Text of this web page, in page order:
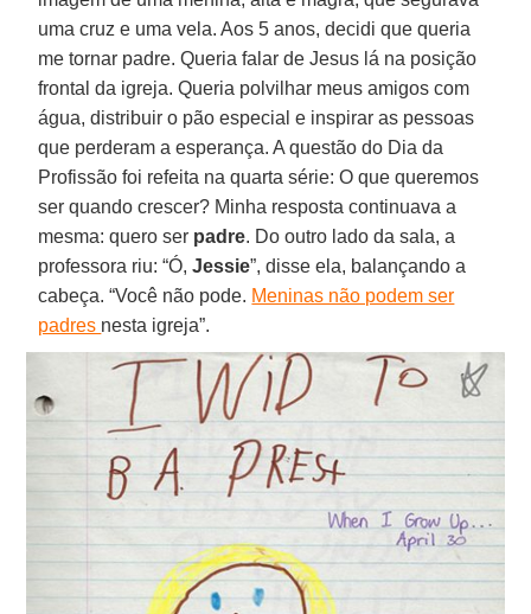
uma cruz e uma vela. Aos 5 anos, decidi que queria
me tornar padre. Queria falar de Jesus lá na posição
frontal da igreja. Queria polvilhar meus amigos com
água, distribuir o pão especial e inspirar as pessoas
que perderam a esperança. A questão do Dia da
Profissão foi refeita na quarta série: O que queremos
ser quando crescer? Minha resposta continuava a
mesma: quero ser padre. Do outro lado da sala, a
professora riu: “Ó,Jessie”, disse ela, balançando a
cabeça. “Você não pode. Meninas não podem ser
padres nesta igreja”.